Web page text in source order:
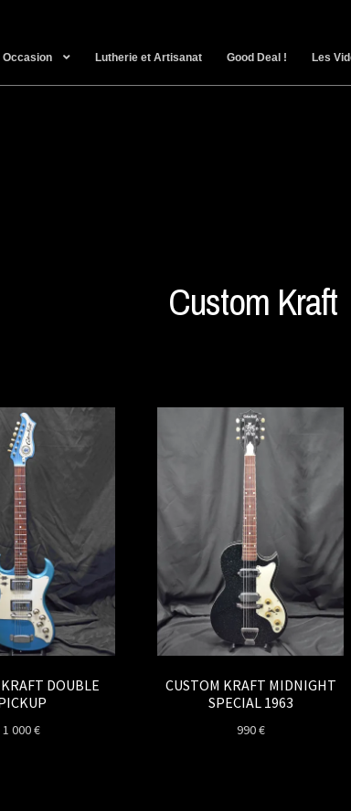
Occasion Lutherie et Artisanat Good Deal ! Les
Custom Kraft
DOUBLE
1 000€
CUSTOM KRAFT MIDNIGHT
SPECIAL 1963
990€